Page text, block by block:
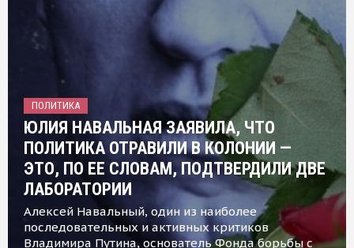
ПОЛИТИКА
ЮЛИЯ НАВАЛЬНАЯ ЗАЯВИЛА, ЧТО
ПОЛИТИКА ОТРАВИЛИ В КОЛОНИИ —
ЭТО, ПО ЕЕ СЛОВАМ, ПОДТВЕРДИЛИ ДВЕ
ЛАБОРАТОРИИ
Алексей Навальный, один из наиболее
последовательных и активных критиков
Владимира Путина, основатель Фонда борьбы с